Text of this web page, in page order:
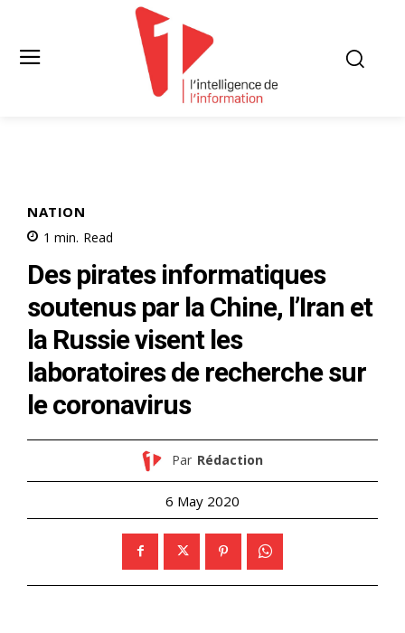
NATION
1 min. Read
Des pirates informatiques
soutenus par la Chine, l’Iran et
la Russie visent les
laboratoires de recherche sur
le coronavirus
Par Rédaction
6 May 2020